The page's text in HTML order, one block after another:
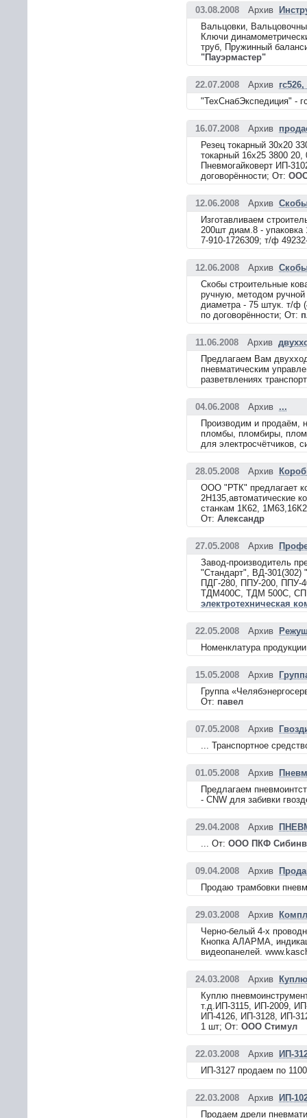
03.08.2008 Архив
Вальцовки,
Ключи
труб, Пружинный
"Пауэрмастер"
22.07.2008 Архив
"ТехСнабЭкспедиция" -
16.07.2008 Архив
Резец токарный 30х20
токарный 16х25 3800
Пневмогайковерт ИП-
договорённости; От:
12.06.2008 Архив Скобы
Изготавливаем
200шт диам.8 -
7-910-1726309; т/ф
12.06.2008 Архив
Скобы строительные
ручную, методом ручной
диаметра - 75 штук. т/ф
по договорённости; От:
11.06.2008 Архив
Предлагаем Вам
пневматическим
разветвлениях
04.06.2008 Архив ...
Производим и продаём,
пломбы, пломбиры,
для электросчётчиков,
28.05.2008 Архив
ООО "РТК" предлагает
2Н135,автоматические
станкам 1К62,
От: Александр
27.05.2008 Архив
Завод-производитель
"Стандарт", ВД-
ПДГ-280, ППУ-200,
ТДМ400С, ТДМ 500С, СПМ
электротехническая
22.05.2008 Архив
Номенклатура
15.05.2008 Архив
Группа
От: павел
07.05.2008 Архив
... Транспортное
01.05.2008 Архив
Предлагаем
- CNW для забивки
29.04.2008 Архив
... От: ООО ПКФ
09.04.2008 Архив
Продаю трамбовки
29.03.2008 Архив
Черно-белый 4-х
Кнопка АЛАРМА,
видеопанелей.
24.03.2008 Архив
Куплю
т.д.ИП-3115, ИП-2009,
ИП-4126, ИП-3128, ИП-
1 шт; От: ООО Стимул
22.03.2008 Архив
ИП-
ИП-3127 продаем по
22.03.2008 Архив
ИП-
Продаем дрели